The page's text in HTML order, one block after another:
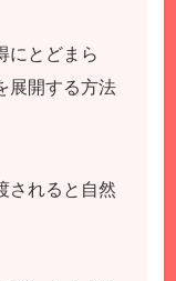
にとどまら
展開する方法
されると自然